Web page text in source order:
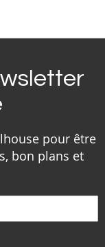
pour être
bon plans et